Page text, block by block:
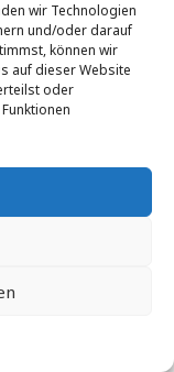
wir Technologien
und/oder darauf
können wir
auf dieser Website
oder